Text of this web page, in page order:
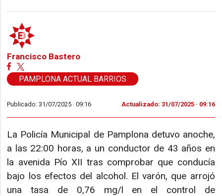
Francisco Bastero
PAMPLONA ACTUAL BARRIOS
Publicado: 31/07/2025 ·09:16 Actualizado: 31/07/2025 · 09:16
La Policía Municipal de Pamplona detuvo anoche,
a las 22:00 horas, a un conductor de 43 años en
la avenida Pío XII tras comprobar que conducía
bajo los efectos del alcohol. El varón, que arrojó
una tasa de 0,76 mg/l en el control de